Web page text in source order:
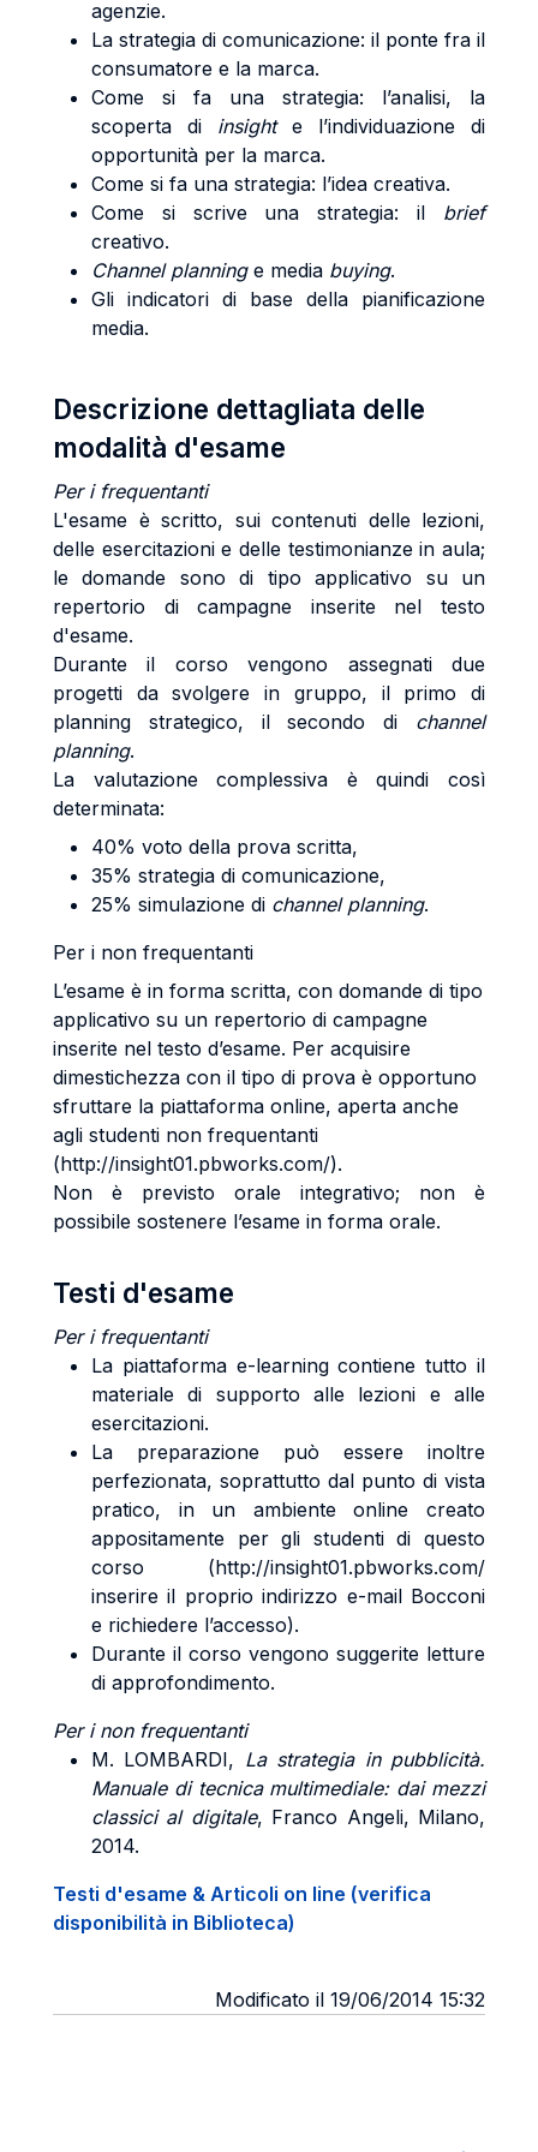
agenzie.
La strategia di comunicazione: il ponte fra il
consumatore e la marca.
Come si fa una strategia: l’analisi, la
scoperta di insighte l’individuazione di
opportunità per la marca.
Come si fa una strategia: l’idea creativa.
Come si scrive una strategia: il brief
creativo.
Channel planninge media buying.
Gli indicatori di base della pianificazione
media.
Descrizione dettagliata delle
modalità d'esame
Per i frequentanti
L'esame è scritto, sui contenuti delle lezioni,
delle esercitazioni e delle testimonianze in aula;
le domande sono di tipo applicativo su un
repertorio di campagne inserite nel testo
d'esame.
Durante il corso vengono assegnati due
progetti da svolgere in gruppo, il primo di
planning strategico, il secondo di channel
planning.
La valutazione complessiva è quindi così
determinata:
40% voto della prova scritta,
35% strategia di comunicazione,
25% simulazione di channel planning.
Per i non frequentanti
L’esame è in forma scritta, con domande di tipo
applicativo su un repertorio di campagne
inserite nel testo d’esame. Per acquisire
dimestichezza con il tipo di prova è opportuno
sfruttare la piattaforma online, aperta anche
agli studenti non frequentanti
(http://insight01.pbworks.com/).
Non è previsto orale integrativo; non è
possibile sostenere l’esame in forma orale.
Testi d'esame
Per i frequentanti
La piattaforma e-learning contiene tutto il
materiale di supporto alle lezioni e alle
esercitazioni.
La preparazione può essere inoltre
perfezionata, soprattutto dal punto di vista
pratico, in un ambiente online creato
appositamente per gli studenti di questo
corso (http://insight01.pbworks.com/
inserire il proprio indirizzo e-mail Bocconi
e richiedere l’accesso).
Durante il corso vengono suggerite letture
di approfondimento.
Per i non frequentanti
M. LOMBARDI, La strategia in pubblicità.
Manuale di tecnica multimediale: dai mezzi
classici al digitale, Franco Angeli, Milano,
2014.
Testi d'esame & Articoli on line (verifica
disponibilità in Biblioteca)
Modificato il 19/06/2014 15:32